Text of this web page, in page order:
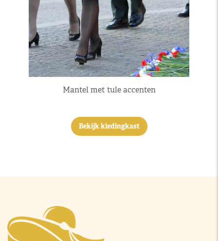
Mantel met tule accenten
Bekijk kledingkast